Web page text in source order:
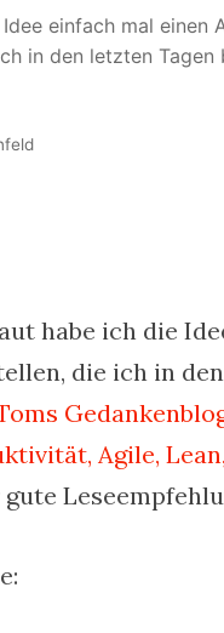
einfach mal einen
in den letzten Tagen
habe ich die
die ich in
Agile,